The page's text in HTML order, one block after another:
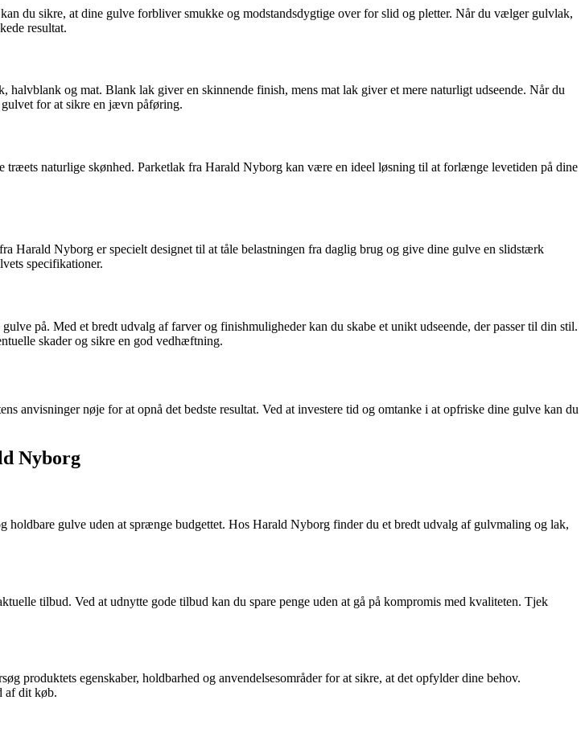
du sikre, at dine gulve forbliver smukke og modstandsdygtige over for slid og pletter. Når du vælger gulvlak,
resultat.
og mat. Blank lak giver en skinnende finish, mens mat lak giver et mere naturligt udseende. Når du
for at sikre en jævn påføring.
træets naturlige skønhed. Parketlak fra Harald Nyborg kan være en ideel løsning til at forlænge levetiden på dine
Nyborg er specielt designet til at tåle belastningen fra daglig brug og give dine gulve en slidstærk
specifikationer.
på. Med et bredt udvalg af farver og finishmuligheder kan du skabe et unikt udseende, der passer til din stil.
skader og sikre en god vedhæftning.
nøje for at opnå det bedste resultat. Ved at investere tid og omtanke i at opfriske dine gulve kan du
Nyborg
gulve uden at sprænge budgettet. Hos Harald Nyborg finder du et bredt udvalg af gulvmaling og lak,
tilbud. Ved at udnytte gode tilbud kan du spare penge uden at gå på kompromis med kvaliteten. Tjek
egenskaber, holdbarhed og anvendelsesområder for at sikre, at det opfylder dine behov.
af dit køb.